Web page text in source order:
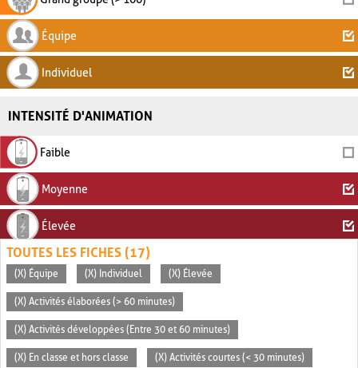
Équipe
Individuel
INTENSITÉ D'ANIMATION
Faible
Moyenne
Élevée
TOUTES LES FICHES (17)
(X) Équipe (X) Individuel (X) Élevée
(X) Activités élaborées (> 60 minutes)
(X) Activités développées (Entre 30 et 60 minutes)
(X) En classe et hors classe (X) Activités courtes (< 30 minutes)